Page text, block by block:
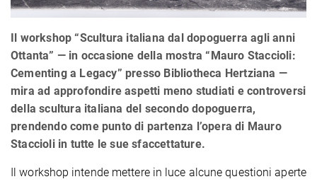
Il workshop “Scultura italiana dal dopoguerra agli anni
Ottanta” — in occasione della mostra “Mauro Staccioli:
Cementing a Legacy” presso Bibliotheca Hertziana —
mira ad approfondire aspetti meno studiati e controversi
della scultura italiana del secondo dopoguerra,
prendendo come punto di partenza l’opera di Mauro
Staccioli in tutte le sue sfaccettature.
Il workshop intende mettere in luce alcune questioni aperte